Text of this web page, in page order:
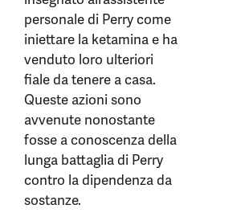
personale di Perry come
iniettare la ketamina e ha
venduto loro ulteriori
fiale da tenere a casa.
Queste azioni sono
avvenute nonostante
fosse a conoscenza della
lunga battaglia di Perry
contro la dipendenza da
sostanze.